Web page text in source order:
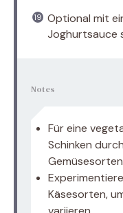
Optional mit
Joghurtsauce
Notes
Für eine
Schinken
Käsesorten,